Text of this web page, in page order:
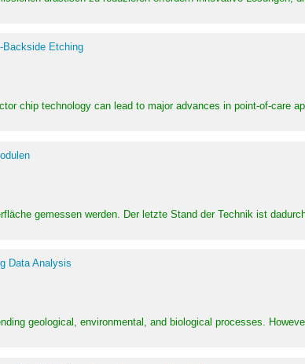
Backside Etching
chip technology can lead to major advances in point-of-care
gemessen werden. Der letzte Stand der Technik ist
Data Analysis
geological, environmental, and biological processes.